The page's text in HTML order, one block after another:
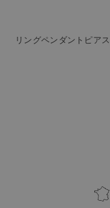
リングペンダント ピアス